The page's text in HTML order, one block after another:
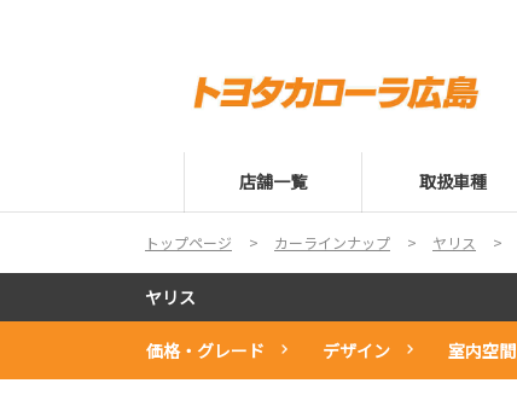
店舗一覧 取扱車種
トップページ カーラインナップ ヤリス
ヤリス
価格・グレード デザイン 室内空間